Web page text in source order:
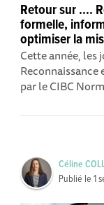
Retour sur ....
formelle,
optimiser la
Cette année, les
par le CIBC
Céline
Publié le 1